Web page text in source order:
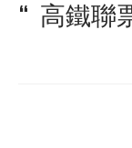
“ 高鐵聯